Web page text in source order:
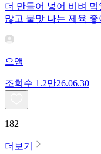
더 만들어 넣어 비벼
많고 불맛 나는 제육
으앵
조회수 1.2만26.06.30
182
더보기